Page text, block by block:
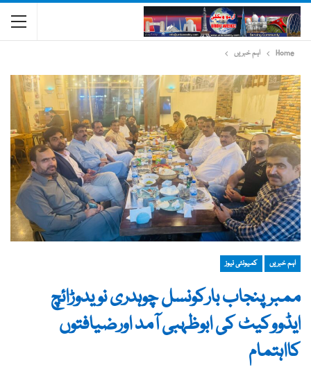
Home اہم خبریں
اہم خبریں کمیونٹی نیوز
ممبرپنجاب بارکونسل چوہدری نویدوڑائچ
ایڈووکیٹ کی ابوظہبی آمد اورضیافتوں
کااہتمام